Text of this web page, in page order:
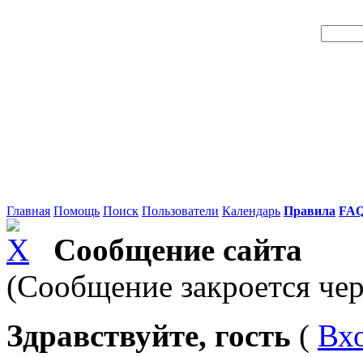
Главная Помощь Поиск Пользователи Календарь Правила
Сообщение сайта
(Сообщение закроется
Здравствуйте, гость (